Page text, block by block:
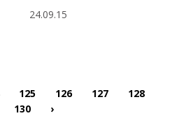
24.09.15
125 126 127
128
130 ›